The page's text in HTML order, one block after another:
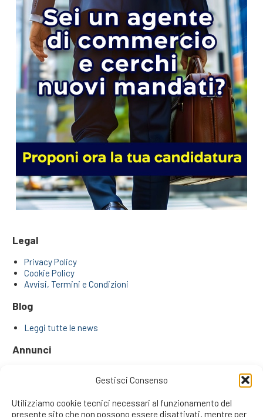
Gestisci Consenso
Utilizziamo cookie tecnici necessari al funzionamento del
presente sito che non possono essere disattivati, mentre per
Legal
Privacy Policy
Cookie Policy
Avvisi, Termini e Condizioni
Blog
Leggi tutte le news
Annunci
I Plus di Trovareagenti.it